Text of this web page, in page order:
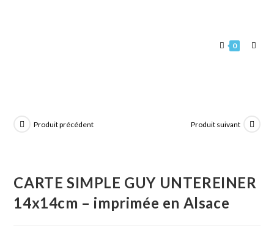
0
Produit précédent Produit suivant
CARTE SIMPLE GUY UNTEREINER
14x14cm – imprimée en Alsace